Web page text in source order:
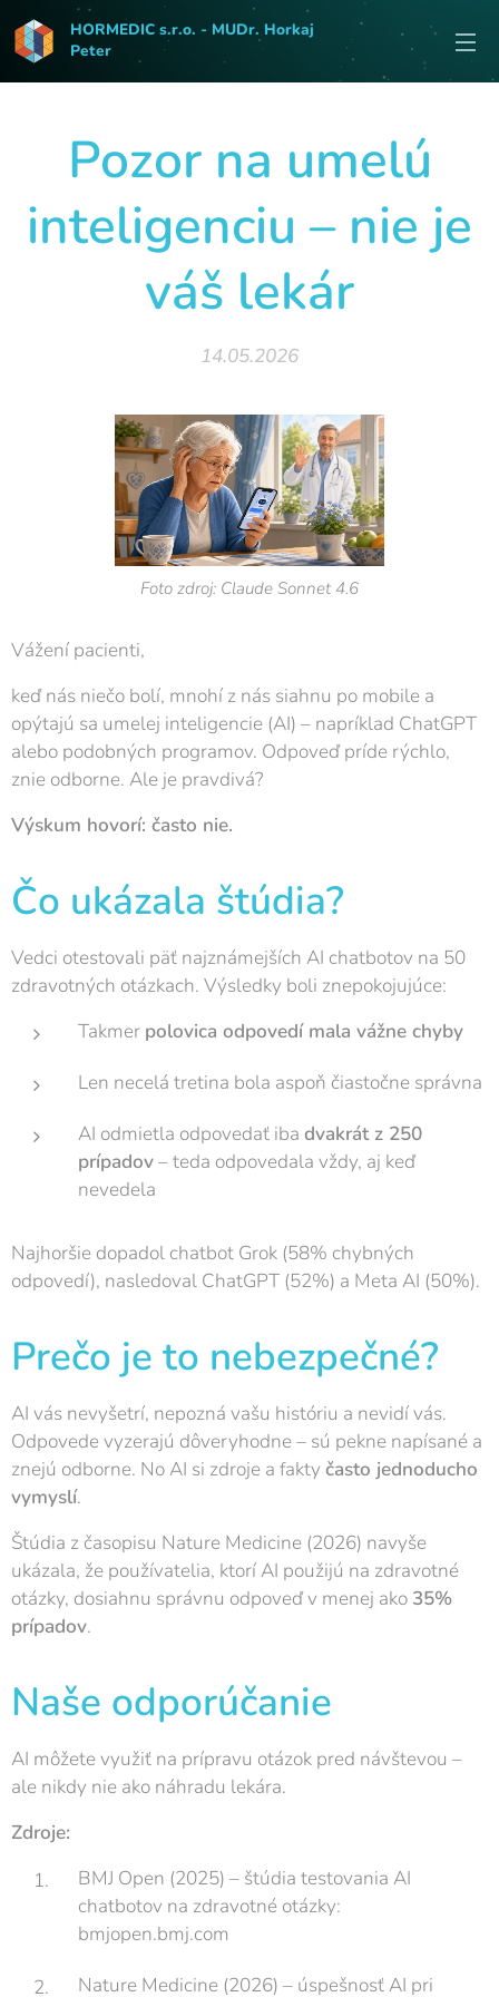
HORMEDIC s.r.o. - MUDr. Horkaj
Peter
Pozor na umelú
inteligenciu – nie je
váš lekár
14.05.2026
Foto zdroj: Claude Sonnet 4.6
Vážení pacienti,
keď nás niečo bolí, mnohí z nás siahnu po mobile a
opýtajú sa umelej inteligencie (AI) – napríklad ChatGPT
alebo podobných programov. Odpoveď príde rýchlo,
znie odborne. Ale je pravdivá?
Výskum hovorí: často nie.
Čo ukázala štúdia?
Vedci otestovali päť najznámejších AI chatbotov na 50
zdravotných otázkach. Výsledky boli znepokojujúce:
Takmer polovica odpovedí mala vážne chyby
Len necelá tretina bola aspoň čiastočne správna
AI odmietla odpovedať iba dvakrát z 250
prípadov– teda odpovedala vždy, aj keď
nevedela
Najhoršie dopadol chatbot Grok (58% chybných
odpovedí), nasledoval ChatGPT (52%) a Meta AI (50%).
Prečo je to nebezpečné?
AI vás nevyšetrí, nepozná vašu históriu a nevidí vás.
Odpovede vyzerajú dôveryhodne – sú pekne napísané a
znejú odborne. No AI si zdroje a fakty často jednoducho
vymyslí.
Štúdia z časopisu Nature Medicine (2026) navyše
ukázala, že používatelia, ktorí AI použijú na zdravotné
otázky, dosiahnu správnu odpoveď v menej ako 35%
prípadov.
Naše odporúčanie
AI môžete využiť na prípravu otázok pred návštevou –
ale nikdy nie ako náhradu lekára.
Zdroje:
BMJ Open (2025) – štúdia testovania AI
chatbotov na zdravotné otázky:
bmjopen.bmj.com
Nature Medicine (2026) – úspešnosť AI pri